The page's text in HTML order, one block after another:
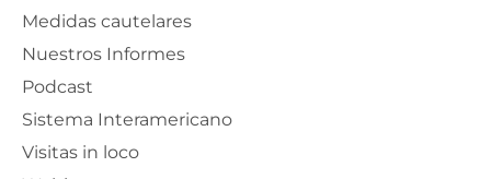
Medidas cautelares
Nuestros Informes
Podcast
Sistema Interamericano
Visitas in loco